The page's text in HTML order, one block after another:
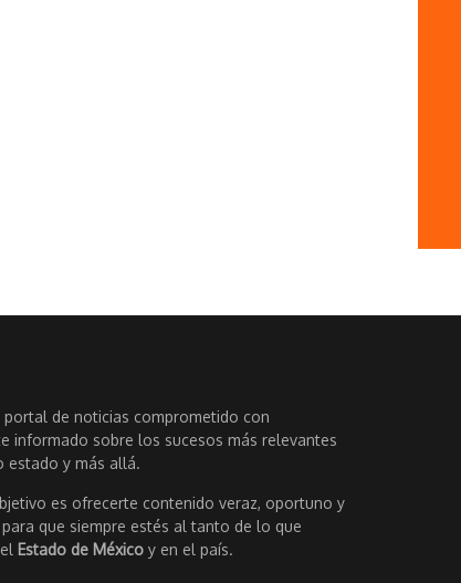
portal de noticias comprometido con
informado sobre los sucesos más relevantes
estado y más allá.
es ofrecerte contenido veraz, oportuno y
que siempre estés al tanto de lo que
Estado de Méxicoy en el país.